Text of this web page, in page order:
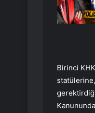
Birinci
statülerine,